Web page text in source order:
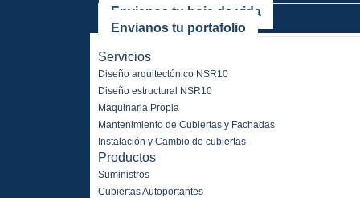
Envianos tu hoja de vida
Envianos tu portafolio
Servicios
Diseño arquitectónico NSR10
Diseño estructural NSR10
Maquinaria Propia
Mantenimiento de Cubiertas y Fachadas
Instalación y Cambio de cubiertas
Productos
Suministros
Cubiertas Autoportantes